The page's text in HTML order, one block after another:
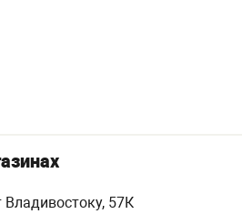
Владивостоку, 57К